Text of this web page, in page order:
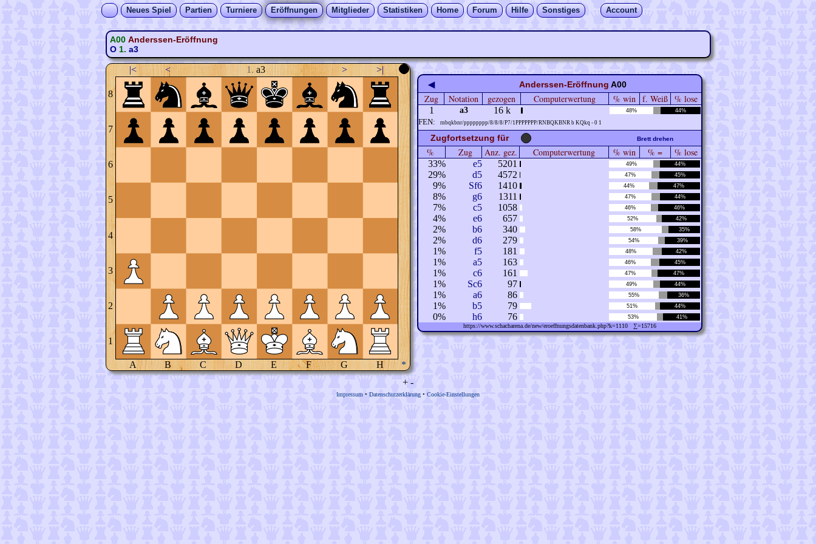
Neues Spiel Partien Turniere Eröffnungen Mitglieder Statistiken Home Forum Hilfe Sonstiges Account
A00 Anderssen-Eröffnung
O1. a3
|< < 1. a3 > >|
8
7
6
5
4
3
2
1
A B C D E F G H *
◀ Anderssen-Eröffnung A00
Zug Notation gezogen Computerwertung % win f. Weiß % lose
1 a3 16 k 48% 44%
FEN: rnbqkbnr/pppppppp/8/8/8/P7/1PPPPPPP/RNBQKBNR b KQkq - 0 1
Zugfortsetzung für Brett drehen
% Zug Anz. gez. Computerwertung % win % = % lose
33% e5 5201 49% 44%
29% d5 4572 47% 45%
9% Sf6 1410 44% 47%
8% g6 1311 47% 44%
7% c5 1058 46% 46%
4% e6 657 52% 42%
2% b6 340 58% 35%
2% d6 279 54% 39%
1% f5 181 48% 42%
1% a5 163 46% 45%
1% c6 161 47% 47%
1% Sc6 97 49% 44%
1% a6 86 55% 36%
1% b5 79 51% 44%
0% h6 76 53% 41%
https://www.schacharena.de/new/eroeffnungsdatenbank.php?k=1110 ∑=15716
+ -
Impressum • Datenschutzerklärung • Cookie-Einstellungen